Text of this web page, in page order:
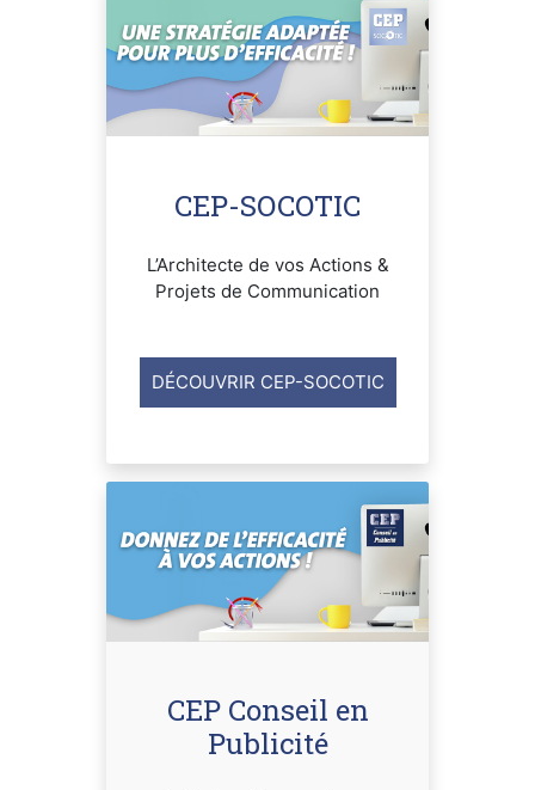
CEP-SOCOTIC
L’Architecte de vos Actions &
Projets de Communication
DÉCOUVRIR CEP-SOCOTIC
CEP Conseil en
Publicité